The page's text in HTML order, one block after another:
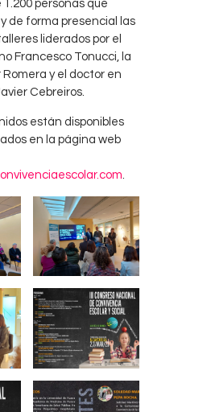
1.200 personas que
de forma presencial las
liderados por el
Francesco Tonucci, la
y el doctor en
Cebreiros.
están disponibles
en la página web
.